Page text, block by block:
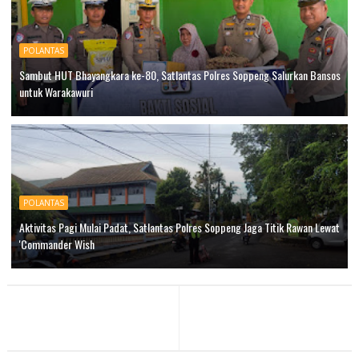
POLANTAS
Sambut HUT Bhayangkara ke-80, Satlantas Polres Soppeng Salurkan Bansos
untuk Warakawuri
POLANTAS
Aktivitas Pagi Mulai Padat, Satlantas Polres Soppeng Jaga Titik Rawan Lewat
'Commander Wish